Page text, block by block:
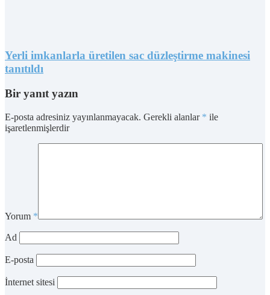
Yerli imkanlarla üretilen sac düzleştirme makinesi
tanıtıldı
Bir yanıt yazın
E-posta adresiniz yayınlanmayacak. Gerekli alanlar * ile
işaretlenmişlerdir
Yorum *
Ad
E-posta
İnternet sitesi